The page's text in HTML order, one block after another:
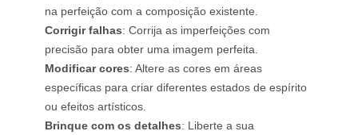
na perfeição com a composição existente.
Corrigir falhas: Corrija as imperfeições com
precisão para obter uma imagem perfeita.
Modificar cores: Altere as cores em áreas
específicas para criar diferentes estados de espírito
ou efeitos artísticos.
Brinque com os detalhes: Liberte a sua